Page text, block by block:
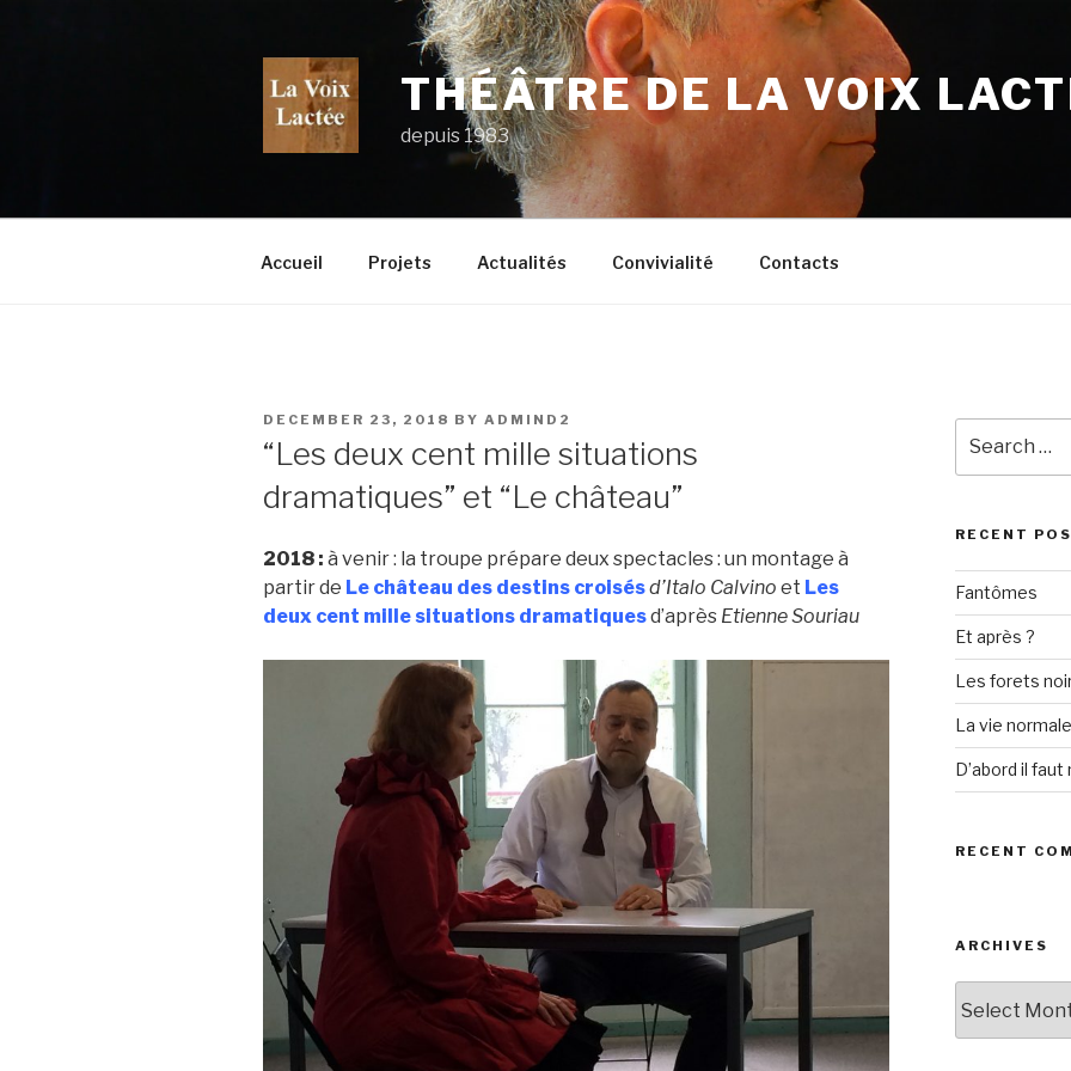
THÉÂTRE DE LA VOIX
depuis 1983
Accueil Projets Actualités Convivialité Contacts
POSTED
DECEMBER 23, 2018 BY ADMIND2
“Les deux cent mille situations
dramatiques” et “Le château”
2018 : à venir : la troupe prépare deux spectacles : un montage à
partir de Le château des destins croisésd’Italo Calvino et Les
deux cent mille situations dramatiquesd’après Etienne Souriau
for:
RECENT
Fantômes
Et après ?
Les forets
La vie normale
D’abord il faut
RECENT
ARCHIVES